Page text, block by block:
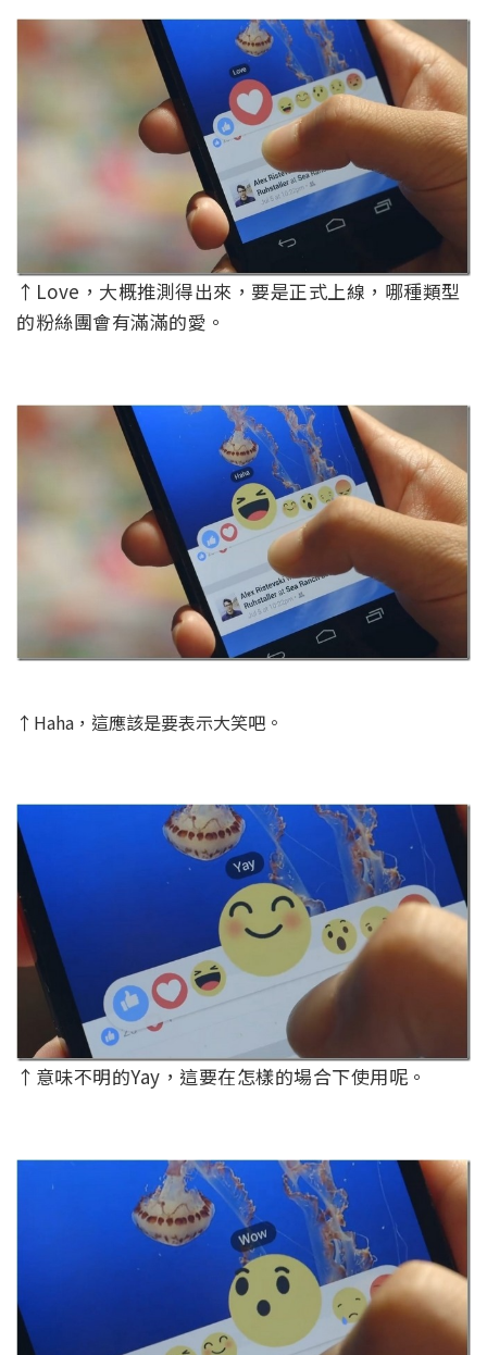
↑Love，大概推測得出來，要是正式上線，哪種類型
的粉絲團會有滿滿的愛。
↑Haha，這應該是要表示大笑吧。
↑意味不明的Yay，這要在怎樣的場合下使用呢。